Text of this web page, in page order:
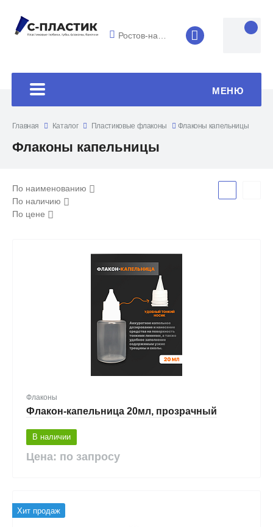
Ростов-на-Дону 8 (4852) 33-
МЕНЮ
Главная Каталог Пластиковые флаконы Флаконы капельницы
Флаконы капельницы
По наименованию
По наличию
По цене
Флаконы
Флакон-капельница 20мл, прозрачный
В наличии
Цена: по запросу
Хит продаж